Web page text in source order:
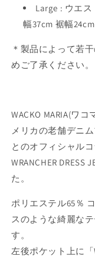
Large : ウエ
幅37cm 裾幅24cm
＊製品によって若
めご了承ください。
WACKO MARIA(ワ
メリカの老舗デニ
とのオフィシャルコ
WRANCHER DRESS
た。
ポリエステル65％
スのような綺麗な
す。
左後ポケット上に「